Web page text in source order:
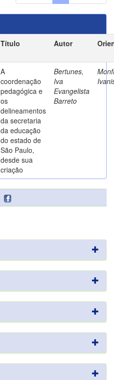
Título Autor
A
coordenação
pedagógica e
os
delineamentos
da secretaria
da educação
do estado de
São Paulo,
desde sua
criação
Bertunes,
Iva
Evangelista
Barreto